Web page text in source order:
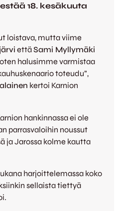
18. kesäkuuta
loistava, mutta viime
ettäSami Myllymäki
halusimme varmistaa
toteudu”,
kertoi Karnion
hankinnassa ei ole
parrasvaloihin noussut
ja Jarossa kolme kautta
harjoittelemassa koko
sellaista tiettyä